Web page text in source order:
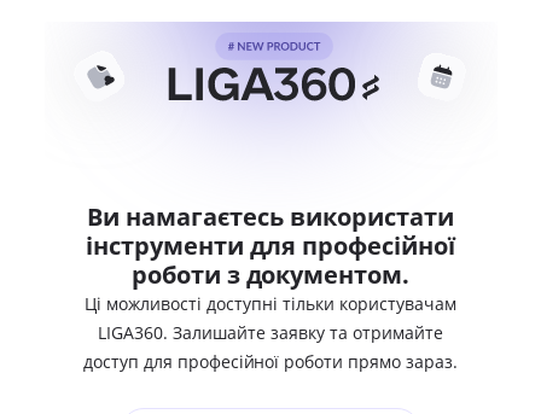
Ви намагаєтесь використати
інструменти для професійної
роботи з документом.
Ці можливості доступні тільки користувачам
LIGA360. Залишайте заявку та отримайте
доступ для професійної роботи прямо зараз.